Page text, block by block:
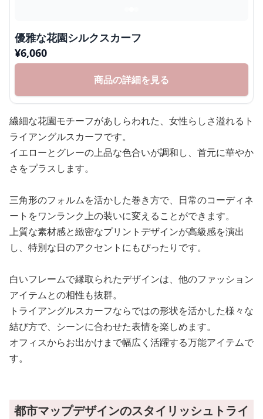
優雅な花園シルクスカーフ
¥6,060
商品の詳細を見る
繊細な花園モチーフがあしらわれた、女性らしさ溢れるト
ライアングルスカーフです。
イエローとグレーの上品な色合いが調和し、首元に華やか
さをプラスします。
三角形のフォルムを活かした巻き方で、日常のコーディネ
ートをワンランク上の装いに変えることができます。
上質な素材感と緻密なプリントデザインが高級感を演出
し、特別な日のアクセントにもぴったりです。
白いフレームで縁取られたデザインは、他のファッション
アイテムとの相性も抜群。
トライアングルスカーフならではの形状を活かした様々な
結び方で、シーンに合わせた表情を楽しめます。
オフィスからお出かけまで幅広く活躍する万能アイテムで
す。
都市マップデザインのスタイリッシュトライ